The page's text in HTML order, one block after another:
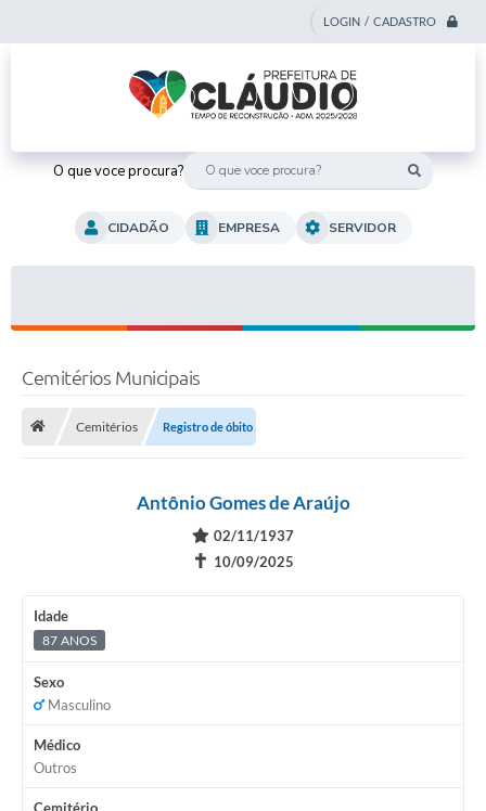
LOGIN / CADASTRO
O que voce procura?
CIDADÃO EMPRESA SERVIDOR
Cemitérios Municipais
Cemitérios Registro de óbito
Antônio Gomes de Araújo
02/11/1937
✝ 10/09/2025
Idade
87 ANOS
Sexo
Masculino
Médico
Outros